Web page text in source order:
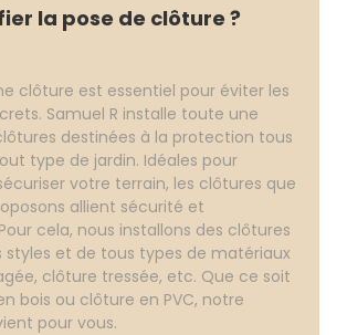
la pose de clôture ?
clôture est essentiel pour éviter les
Samuel R installe toute une
destinées à la protection tous
type de jardin. Idéales pour
votre terrain, les clôtures que
allient sécurité et
cela, nous installons des clôtures
et de tous types de matériaux
clôture tressée, etc. Que ce soit
bois ou clôture en PVC, notre
pour vous.